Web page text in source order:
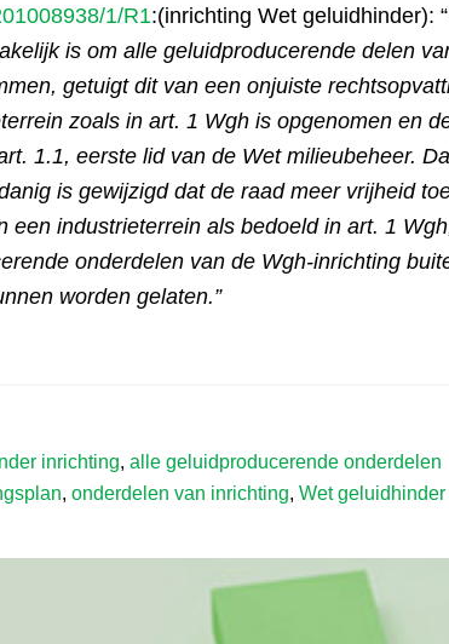
1/R1:(inrichting Wet geluidhinder): “
is om alle geluidproducerende delen
getuigt dit van een onjuiste
zoals in art. 1 Wgh is opgenomen en
1.1, eerste lid van de Wet milieubeheer.
is gewijzigd dat de raad meer vrijheid
een industrieterrein als bedoeld in art. 1
onderdelen van de Wgh-inrichting
worden gelaten.”
inrichting, alle geluidproducerende onderdelen
, onderdelen van inrichting, Wet geluidhinder